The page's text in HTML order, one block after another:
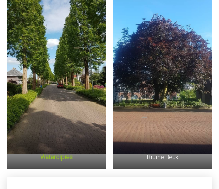
Watercipres Bruine Beuk